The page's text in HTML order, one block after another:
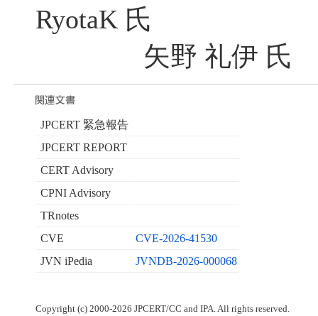
RyotaK 氏
矢野 礼伊 氏
JPCERT 緊急報告
JPCERT REPORT
CERT Advisory
CPNI Advisory
TRnotes
CVE
CVE-2026-41530
JVN iPedia
JVNDB-2026-000068
Copyright (c) 2000-2026 JPCERT/CC and IPA. All rights reserved.